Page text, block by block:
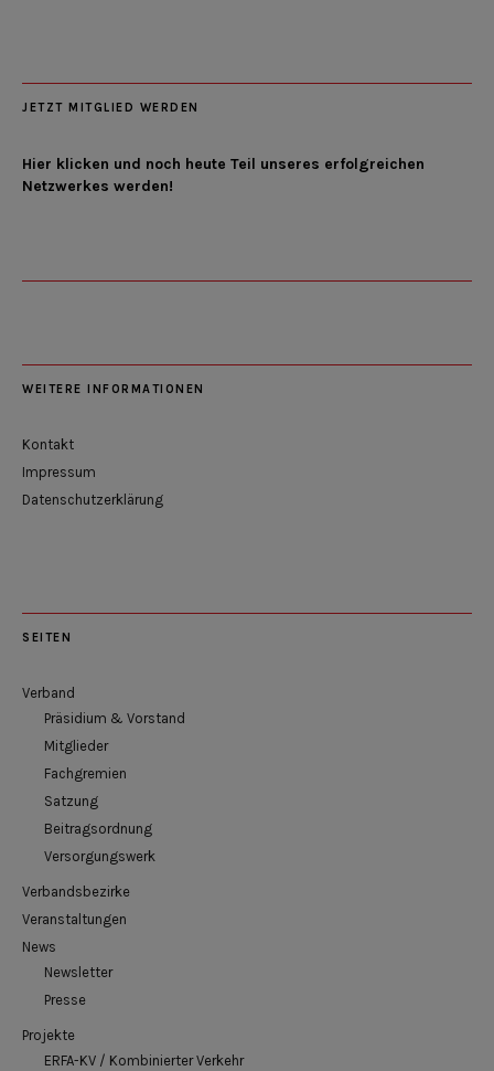
JETZT MITGLIED WERDEN
Hier klicken und noch heute Teil unseres erfolgreichen
Netzwerkes werden!
WEITERE INFORMATIONEN
Kontakt
Impressum
Datenschutzerklärung
SEITEN
Verband
Präsidium & Vorstand
Mitglieder
Fachgremien
Satzung
Beitragsordnung
Versorgungswerk
Verbandsbezirke
Veranstaltungen
News
Newsletter
Presse
Projekte
ERFA-KV / Kombinierter Verkehr